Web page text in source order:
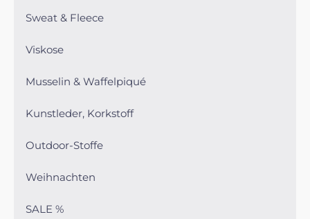
Sweat & Fleece
Viskose
Musselin & Waffelpiqué
Kunstleder, Korkstoff
Outdoor-Stoffe
Weihnachten
SALE %